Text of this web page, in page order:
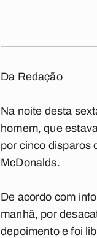
Da Redação
Na noite desta
homem, que
por cinco disparos
McDonalds.
De acordo com
manhã, por
depoimento e foi